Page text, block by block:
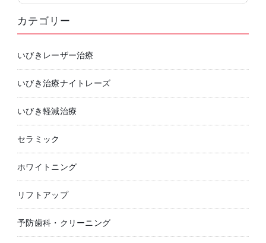
カテゴリー
いびきレーザー治療
いびき治療ナイトレーズ
いびき軽減治療
セラミック
ホワイトニング
リフトアップ
予防歯科・クリーニング